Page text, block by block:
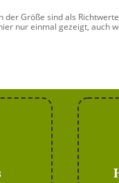
der Größe sind als
nur einmal gezeigt, auch